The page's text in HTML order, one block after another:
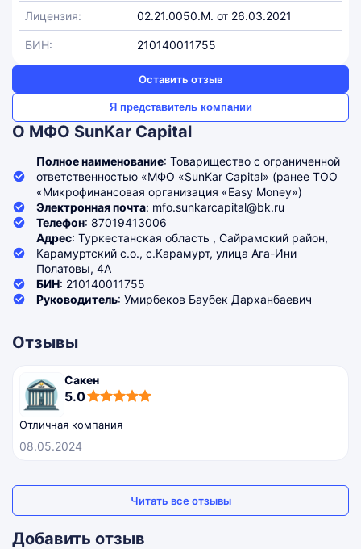
Лицензия: 02.21.0050.М. от 26.03.2021
БИН: 210140011755
Оставить отзыв
Я представитель компании
О МФО SunKar Capital
Полное наименование: Товарищество с ограниченной
ответственностью «МФО «SunKar Capital» (ранее ТОО
«Микрофинансовая организация «Easy Money»)
Электронная почта: mfo.sunkarcapital@bk.ru
Телефон: 87019413006
Адрес: Туркестанская область , Сайрамский район,
Карамуртский с.о., с.Карамурт, улица Ага-Ини
Полатовы, 4А
БИН: 210140011755
Руководитель: Умирбеков Баубек Дарханбаевич
Отзывы
Сакен
5.0
5,0
rating
Отличная компания
08.05.2024
Читать все отзывы
Добавить отзыв